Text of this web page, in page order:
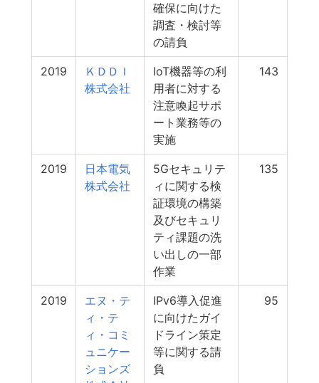
確保に向けた
調査・検討等
の請負
2019
ＫＤＤＩ
株式会社
IoT機器等の利
用者に対する
注意喚起サポ
ート業務等の
実施
143
2019
日本電気
株式会社
5Gセキュリテ
ィに関する検
証環境の構築
及びセキュリ
ティ課題の洗
い出しの一部
作業
135
2019
エヌ・テ
ィ・テ
ィ・コミ
ュニケー
ションズ
IPv6導入促進
に向けたガイ
ドライン策定
等に関する請
負
95